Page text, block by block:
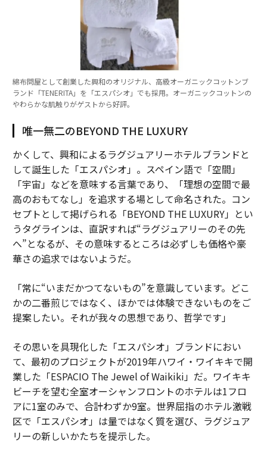
綿布問屋として創業した興和のオリジナル、高級オーガニックコットンブ
ランド「TENERITA」を「エスパシオ」でも採用。オーガニックコットンの
やわらかな肌触りがゲストから好評。
唯一無二のBEYOND THE LUXURY
かくして、興和によるラグジュアリーホテルブランドと
して誕生した「エスパシオ」。スペイン語で「空間」
「宇宙」などを意味する言葉であり、「理想の空間で最
高のおもてなし」を追求する場として命名された。コン
セプトとして掲げられる「BEYOND THE LUXURY」とい
うタグラインは、直訳すれば“ラグジュアリーのその先
へ”となるが、その意味するところは必ずしも価格や豪
華さの追求ではないようだ。
「常に“いまだかつてないもの”を意識しています。どこ
かの二番煎じではなく、ほかでは体験できないものをご
提案したい。それが我々の思想であり、哲学です」
その思いを具現化した「エスパシオ」ブランドにおい
て、最初のプロジェクトが2019年ハワイ・ワイキキで開
業した「ESPACIO The Jewel of Waikiki」だ。ワイキキ
ビーチを望む全室オーシャンフロントのホテルは1フロ
アに1室のみで、合計わずか9室。世界屈指のホテル激戦
区で「エスパシオ」は量ではなく質を選び、ラグジュア
リーの新しいかたちを提示した。